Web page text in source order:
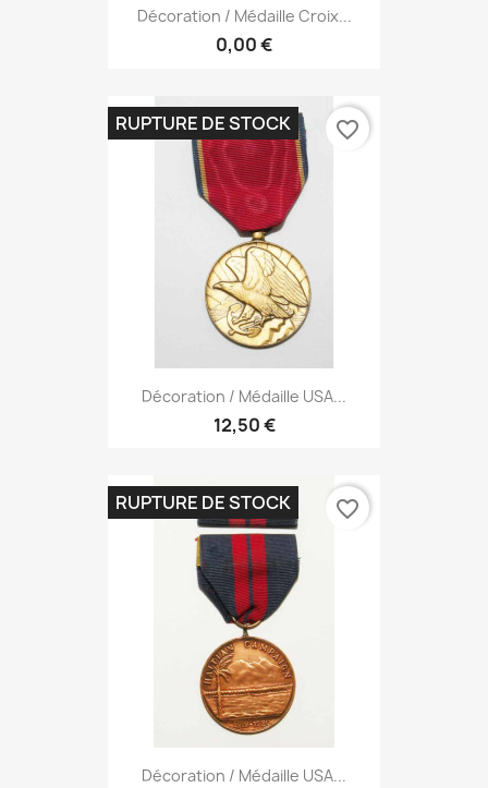
Décoration / Médaille Croix...
0,00 €
Décoration / Médaille USA...
12,50 €
RUPTURE DE STOCK favorite_border
Décoration / Médaille USA...
RUPTURE DE STOCK favorite_border